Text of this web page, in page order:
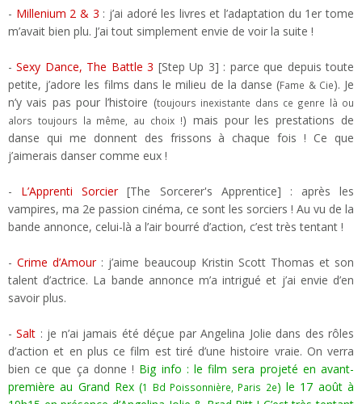
- Millenium 2 & 3 : j’ai adoré les livres et l’adaptation du 1er tome
m’avait bien plu. J’ai tout simplement envie de voir la suite !
-Sexy Dance, The Battle 3 [Step Up 3] : parce que depuis toute
petite, j’adore les films dans le milieu de la danse (Fame & Cie). Je
n’y vais pas pour l’histoire (toujours inexistante dans ce genre là ou
alors toujours la même, au choix !) mais pour les prestations de
danse qui me donnent des frissons à chaque fois ! Ce que
j’aimerais danser comme eux !
- L’Apprenti Sorcier[The Sorcerer's Apprentice] : après les
vampires, ma 2e passion cinéma, ce sont les sorciers ! Au vu de la
bande annonce, celui-là a l’air bourré d’action, c’est très tentant !
-Crime d’Amour: j’aime beaucoup Kristin Scott Thomas et son
talent d’actrice. La bande annonce m’a intrigué et j’ai envie d’en
savoir plus.
-Salt : je n’ai jamais été déçue par Angelina Jolie dans des rôles
d’action et en plus ce film est tiré d’une histoire vraie. On verra
bien ce que ça donne ! Big info : le film sera projeté en avant-
première au Grand Rex (1 Bd Poissonnière, Paris 2e) le 17 août à